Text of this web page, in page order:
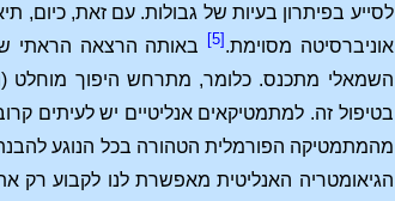
לסייע בפיתרון בעיות של גבולות. עם זאת,
אוניברסיטה מסוימת. [5]
באותה הרצאה הראתי
השמאלי מתכנס. כלומר, מתרחש היפוך מוחלט
בטיפול זה. למתמטיקאים אנליטיים יש לעיתים
מהמתמטיקה הפורמלית הטהורה בכל הנוגע להבנת
הגיאומטריה האנליטית מאפשרת לנו לקבוע רק